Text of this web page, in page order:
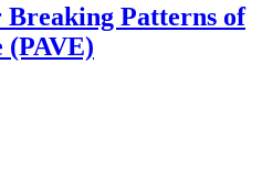
Patterns of
(PAVE)